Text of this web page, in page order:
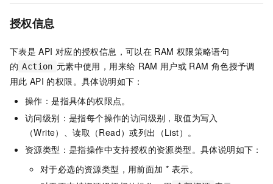
授权信息
下表是 API 对应的授权信息，可以在 RAM 权限策略语句
的 Action 元素中使用，用来给 RAM 用户或 RAM 角色授予调
用此 API 的权限。具体说明如下：
操作：是指具体的权限点。
访问级别：是指每个操作的访问级别，取值为写入
（Write）、读取（Read）或列出（List）。
资源类型：是指操作中支持授权的资源类型。具体说明如下：
对于必选的资源类型，用前面加 * 表示。